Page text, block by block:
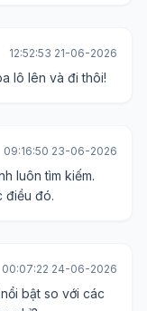
12:52:53 21-06-2026
lô lên và đi thôi!
09:16:50 23-06-2026
luôn tìm kiếm.
điều đó.
00:07:22 24-06-2026
bật so với các